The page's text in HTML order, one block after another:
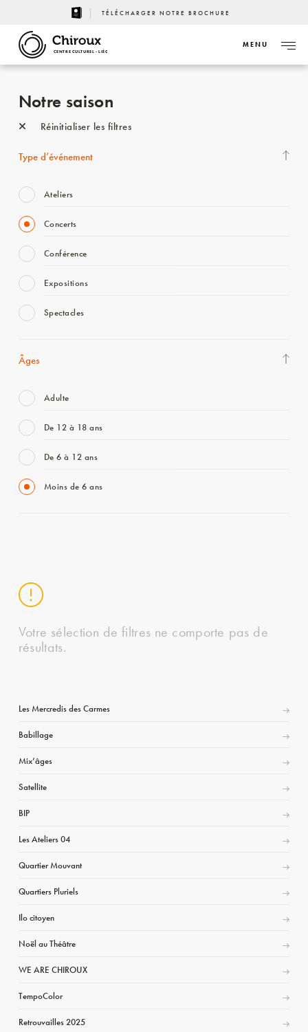
TÉLÉCHARGER NOTRE BROCHURE
CENTRE CULTUREL - LIÈGE
MENU
Notre saison
Réinitialiser les filtres
Type d’événement
Ateliers
Concerts
Conférence
Expositions
Spectacles
Âges
Adulte
De 12 à 18 ans
De 6 à 12 ans
Moins de 6 ans
Votre sélection de filtres ne comporte pas de
résultats.
Les Mercredis des Carmes
Babillage
Mix’âges
Satellite
BIP
Les Ateliers 04
Quartier Mouvant
Quartiers Pluriels
Ilo citoyen
Noël au Théâtre
WE ARE CHIROUX
TempoColor
Retrouvailles 2025